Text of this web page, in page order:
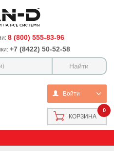
8 (800) 555-83-96
+7 (8422) 50-52-58
Войти
0
КОРЗИНА